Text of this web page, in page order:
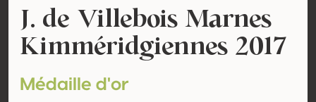
J. de Villebois Marnes
Kimméridgiennes 2017
Médaille d'or